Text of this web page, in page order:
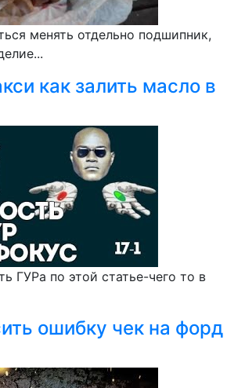
менять отдельно подшипник,
как залить масло в
ГУРа по этой статье-чего то в
ошибку чек на форд